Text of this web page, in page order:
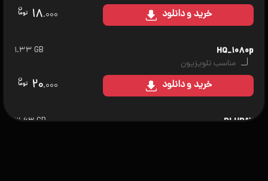
خریدو دانلود ۱۸.۰۰۰
HQ_۱۰۸۰p
مناسب تلویزیون
۱.۳۳ GB
خریدو دانلود ۲۰.۰۰۰
BLURAY
۳.۶۳ GB